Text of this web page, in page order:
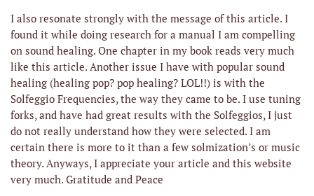
I also resonate strongly with the message of this article. I
found it while doing research for a manual I am compelling
on sound healing. One chapter in my book reads very much
like this article. Another issue I have with popular sound
healing (healing pop? pop healing? LOL!!) is with the
Solfeggio Frequencies, the way they came to be. I use tuning
forks, and have had great results with the Solfeggios, I just
do not really understand how they were selected. I am
certain there is more to it than a few solmization’s or music
theory. Anyways, I appreciate your article and this website
very much. Gratitude and Peace